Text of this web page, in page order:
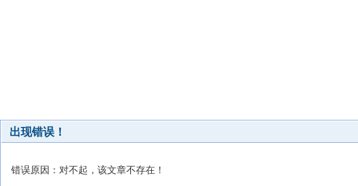
出现错误！
错误原因：对不起，该文章不存在！